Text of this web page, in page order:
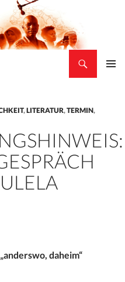
,LITERATUR,TERMIN,
daheim“